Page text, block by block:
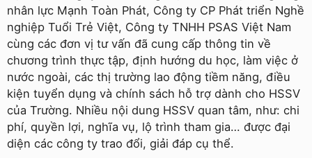
nhân lực Mạnh Toàn Phát, Công ty CP Phát triển Nghề
nghiệp Tuổi Trẻ Việt, Công ty TNHH PSAS Việt Nam
cùng các đơn vị tư vấn đã cung cấp thông tin về
chương trình thực tập, định hướng du học, làm việc ở
nước ngoài, các thị trường lao động tiềm năng, điều
kiện tuyển dụng và chính sách hỗ trợ dành cho HSSV
của Trường. Nhiều nội dung HSSV quan tâm, như: chi
phí, quyền lợi, nghĩa vụ, lộ trình tham gia… được đại
diện các công ty trao đổi, giải đáp cụ thể.